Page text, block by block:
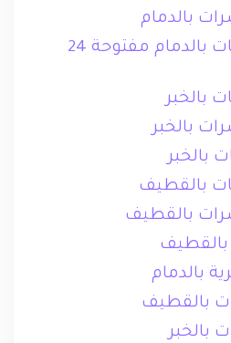
بالدمام
شركة صيانة مكيفات بالدمام مفتوحة 24
بالخبر
بالخبر
بالخبر
بالقطيف
بالقطيف
بالدمام
بالقطيف
بالخبر